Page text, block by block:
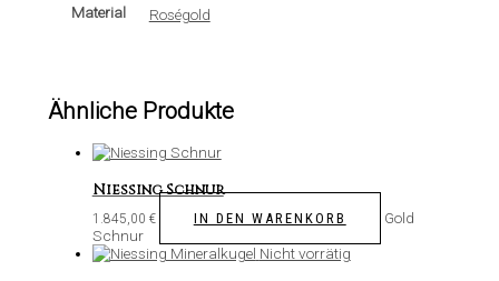
Material Roségold
Ähnliche Produkte
Niessing Schnur
1.845,00 € IN DEN WARENKORB
Gold
Schnur
Nicht vorrätig